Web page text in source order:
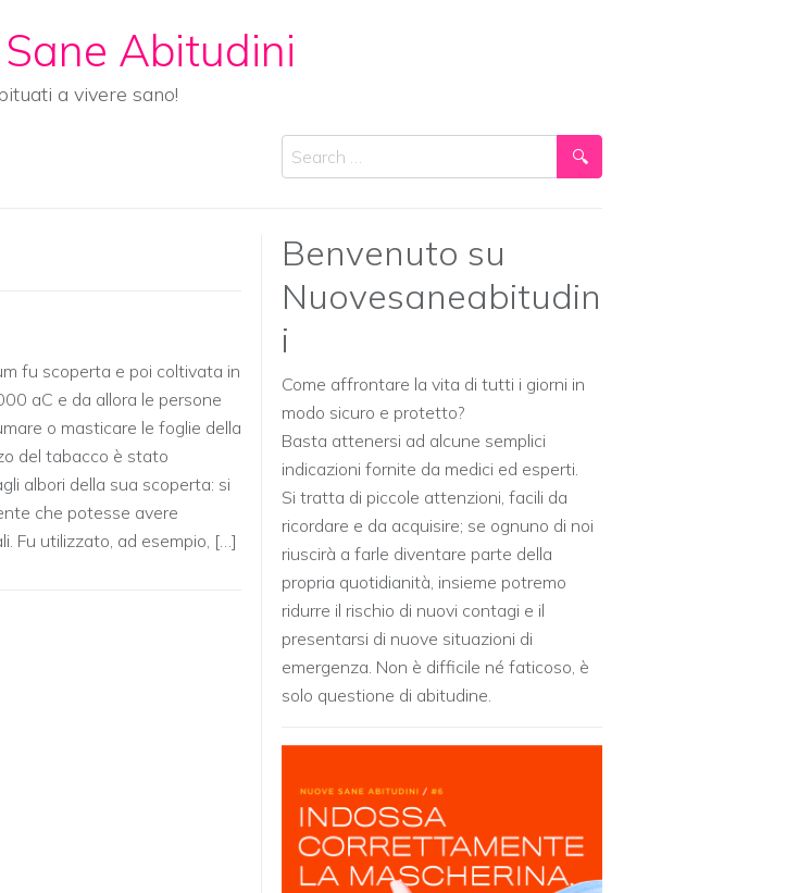
Abitudini
a vivere sano!
Search
fu scoperta e poi coltivata in
aC e da allora le persone
o masticare le foglie della
del tabacco è stato
albori della sua scoperta: si
che potesse avere
Fu utilizzato, ad esempio, […]
Benvenuto su
Nuovesaneabitudin
i
Come affrontare la vita di tutti i giorni in
modo sicuro e protetto?
Basta attenersi ad alcune semplici
indicazioni fornite da medici ed esperti.
Si tratta di piccole attenzioni, facili da
ricordare e da acquisire; se ognuno di noi
riuscirà a farle diventare parte della
propria quotidianità, insieme potremo
ridurre il rischio di nuovi contagi e il
presentarsi di nuove situazioni di
emergenza. Non è difficile né faticoso, è
solo questione di abitudine.